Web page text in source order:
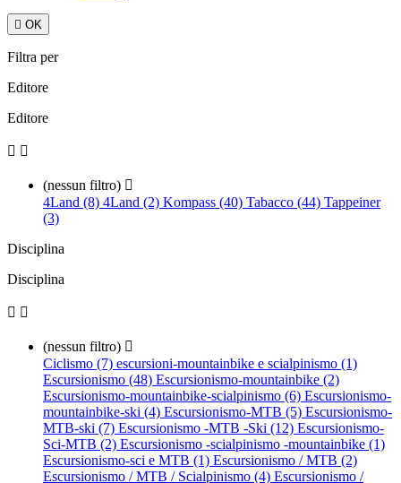
 OK
Filtra per
Editore
Editore
 
(nessun filtro) 
4Land (8) 4Land (2) Kompass (40) Tabacco (44) Tappeiner
(3)
Disciplina
Disciplina
 
(nessun filtro) 
Ciclismo (7) escursioni-mountainbike e scialpinismo (1)
Escursionismo (48) Escursionismo-mountainbike (2)
Escursionismo-mountainbike-scialpinismo (6) Escursionismo-
mountainbike-ski (4) Escursionismo-MTB (5) Escursionismo-
MTB-ski (7) Escursionismo -MTB -Ski (12) Escursionismo-
Sci-MTB (2) Escursionismo -scialpinismo -mountainbike (1)
Escursionismo-sci e MTB (1) Escursionismo / MTB (2)
Escursionismo / MTB / Scialpinismo (4) Escursionismo /